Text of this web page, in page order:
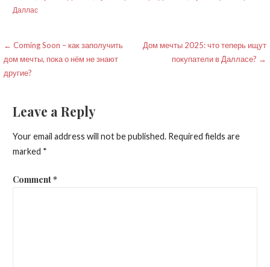
Даллас
Post
navigation
← Coming Soon – как заполучить
дом мечты, пока о нём не знают
другие?
Дом мечты 2025: что теперь ищут
покупатели в Далласе? →
Leave a Reply
Your email address will not be published. Required fields are
marked *
Comment*